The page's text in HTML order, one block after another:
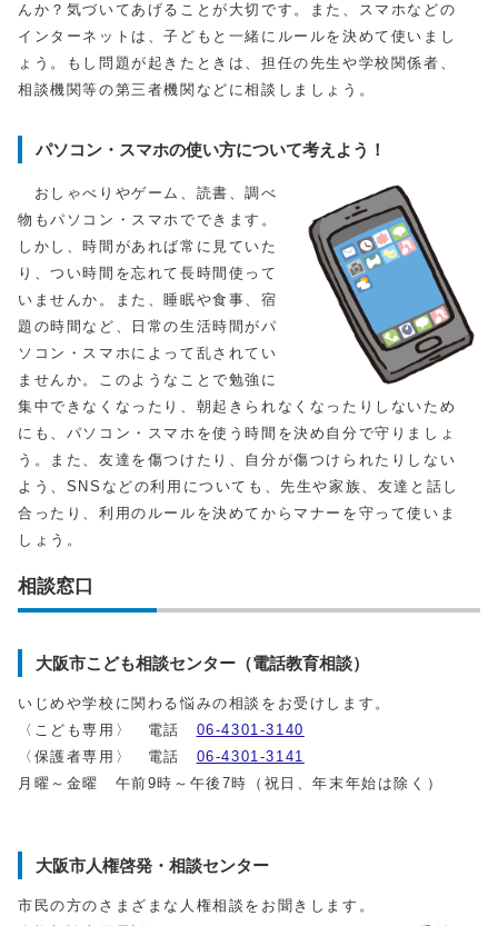
んか？気づいてあげることが大切です。また、スマホなどの
インターネットは、子どもと一緒にルールを決めて使いまし
ょう。もし問題が起きたときは、担任の先生や学校関係者、
相談機関等の第三者機関などに相談しましょう。
パソコン・スマホの使い方について考えよう！
おしゃべりやゲーム、読書、調べ
物もパソコン・スマホでできます。
しかし、時間があれば常に見ていた
り、つい時間を忘れて長時間使って
いませんか。また、睡眠や食事、宿
題の時間など、日常の生活時間がパ
ソコン・スマホによって乱されてい
ませんか。このようなことで勉強に
集中できなくなったり、朝起きられなくなったりしないため
にも、パソコン・スマホを使う時間を決め自分で守りましょ
う。また、友達を傷つけたり、自分が傷つけられたりしない
よう、SNSなどの利用についても、先生や家族、友達と話し
合ったり、利用のルールを決めてからマナーを守って使いま
しょう。
相談窓口
大阪市こども相談センター（電話教育相談）
いじめや学校に関わる悩みの相談をお受けします。
〈こども専用〉 電話 06-4301-3140
〈保護者専用〉 電話 06-4301-3141
月曜～金曜 午前9時～午後7時（祝日、年末年始は除く）
大阪市人権啓発・相談センター
市民の方のさまざまな人権相談をお聞きします。